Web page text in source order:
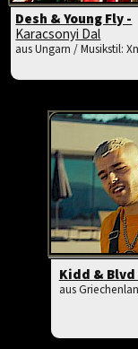
Desh & Young Fly -
Karacsonyi Dal
aus Ungarn / Musikstil:
Kidd & Blvd
aus